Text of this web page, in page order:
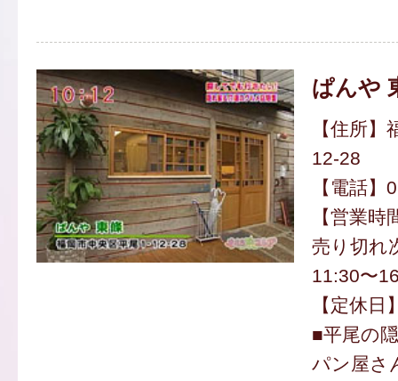
ぱんや
【住所
12-28
【電話
【営業
売り切れ
11:30〜
【定休
■平尾の
パン屋さ